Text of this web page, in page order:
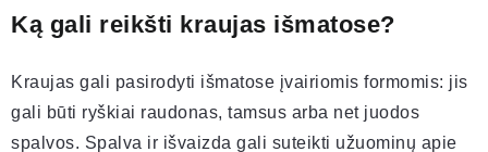
Ką gali reikšti kraujas išmatose?
Kraujas gali pasirodyti išmatose įvairiomis formomis: jis
gali būti ryškiai raudonas, tamsus arba net juodos
spalvos. Spalva ir išvaizda gali suteikti užuominų apie